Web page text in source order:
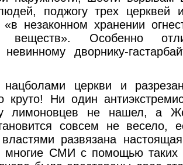
поджогу трех церквей
незаконном хранении
веществ». Особенно
дворнику-
церкви и
круто! Ни один
у лимоновцев не нашел, а
совсем не весело,
развязана
многие СМИ с помощью таких